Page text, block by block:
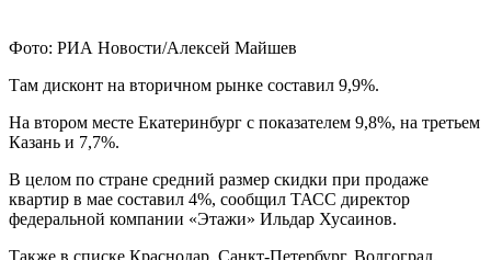
Фото: РИА Новости/Алексей Майшев
Там дисконт на вторичном рынке составил 9,9%.
На втором месте Екатеринбург с показателем 9,8%, на третьем
Казань и 7,7%.
В целом по стране средний размер скидки при продаже
квартир в мае составил 4%, сообщил ТАСС директор
федеральной компании «Этажи» Ильдар Хусаинов.
Также в списке Краснодар, Санкт-Петербург, Волгоград,